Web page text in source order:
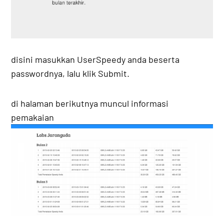
disini masukkan UserSpeedy anda beserta
passwordnya, lalu klik Submit.
di halaman berikutnya muncul informasi
pemakaian